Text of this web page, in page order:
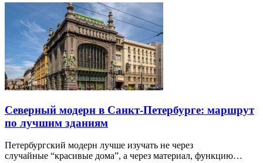
Северный модерн в Санкт-Петербурге: маршрут
по лучшим зданиям
Петербургский модерн лучше изучать не через
случайные “красивые дома”, а через материал, функцию…